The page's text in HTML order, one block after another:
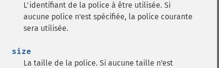
L'identifiant de la police à être utilisée. Si
aucune police n'est spécifiée, la police courante
sera utilisée.
size
La taille de la police. Si aucune taille n'est